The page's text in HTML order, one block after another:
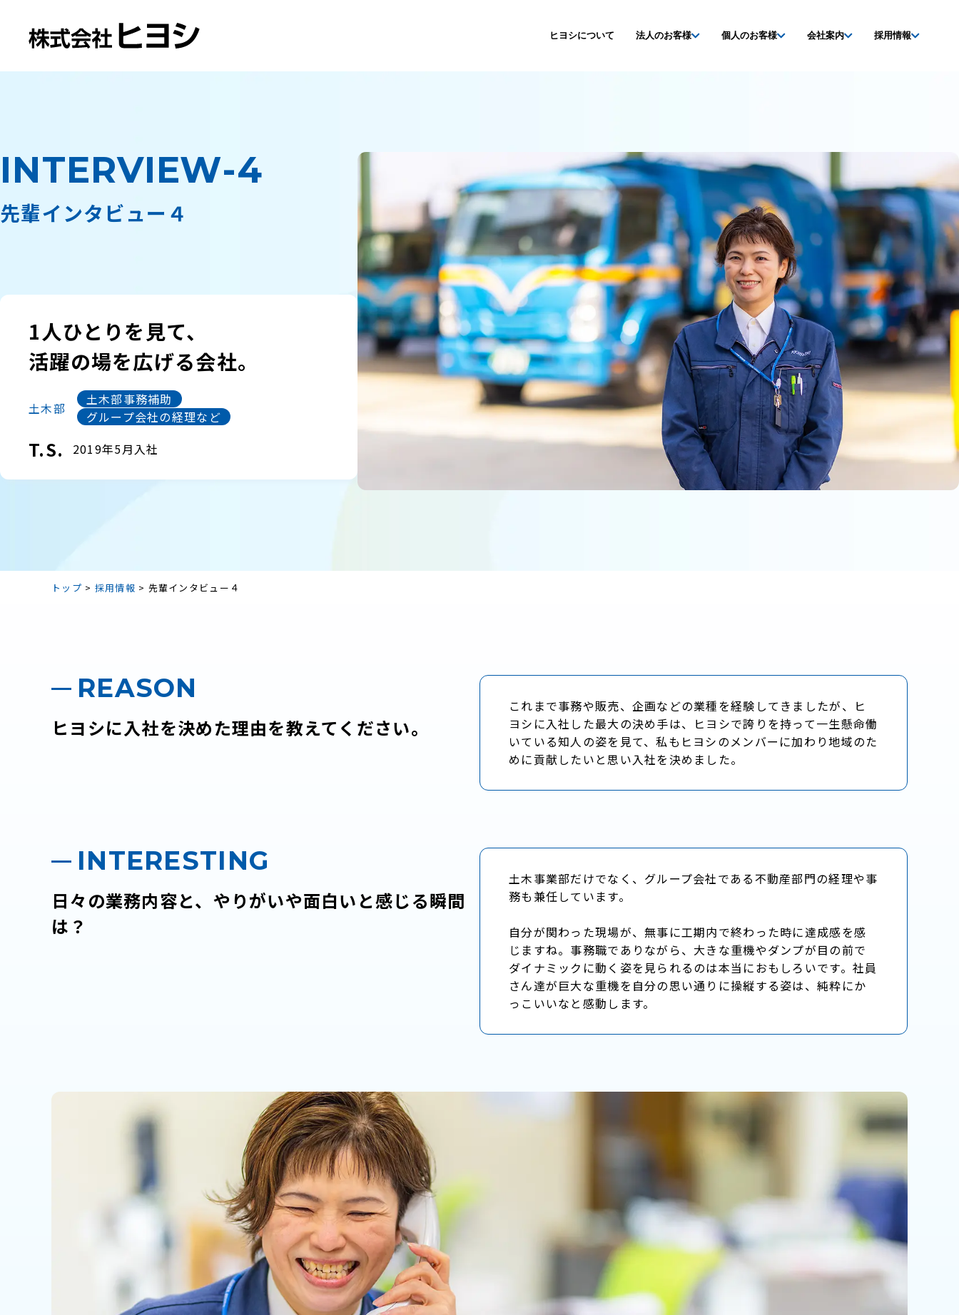
ヒヨシについて 法人のお客様
Business
リサイクル事業
バイオマス燃料
その他の事業
ご依頼・お問い合わせ
持ち込みカレンダー
個人のお客様
Consumer
木製不用品回収・処分
庭木の回収・処分
ご依頼・お問い合わせ
持ち込みカレンダー
会社案内
About
理念・方針
許可一覧
ご依頼・お問い合わせ
採用情報
Recruit
データで知る
福利厚生
よくある質問
応募方法・エントリー
INTERVIEW-4
先輩インタビュー４
1人ひとりを見て、
活躍の場を広げる会社。
土木部
土木部事務補助
グループ会社の経理など
T.S. 2019年5月入社
トップ > 採用情報 > 先輩インタビュー４
REASON
ヒヨシに入社を決めた理由を教えてください。
これまで事務や販売、企画などの業種を経験してきましたが、ヒ
ヨシに入社した最大の決め手は、ヒヨシで誇りを持って一生懸命働
いている知人の姿を見て、私もヒヨシのメンバーに加わり地域のた
めに貢献したいと思い入社を決めました。
INTERESTING
日々の業務内容と、やりがいや面白いと感じる瞬間
は？
土木事業部だけでなく、グループ会社である不動産部門の経理や事
務も兼任しています。
自分が関わった現場が、無事に工期内で終わった時に達成感を感
じますね。事務職でありながら、大きな重機やダンプが目の前で
ダイナミックに動く姿を見られるのは本当におもしろいです。社員
さん達が巨大な重機を自分の思い通りに操縦する姿は、純粋にか
っこいいなと感動します。